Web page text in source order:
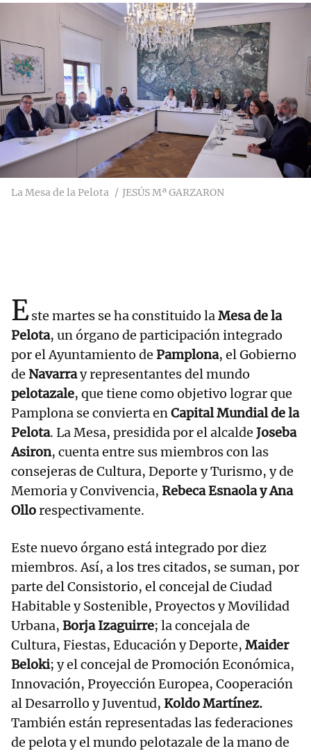
La Mesa de la Pelota JESÚS Mª GARZARON
Este martes se ha constituido laMesa de la
Pelota, un órgano de participación integrado
por el Ayuntamiento de Pamplona, el Gobierno
de Navarray representantes del mundo
pelotazale, que tiene como objetivo lograr que
Pamplona se convierta enCapital Mundial de la
Pelota. La Mesa, presidida por el alcalde Joseba
Asiron, cuenta entre sus miembros con las
consejeras de Cultura, Deporte y Turismo, y de
Memoria y Convivencia, Rebeca Esnaola y Ana
Ollorespectivamente.
Este nuevo órgano está integrado por diez
miembros. Así, a los tres citados, se suman, por
parte del Consistorio, el concejal de Ciudad
Habitable y Sostenible, Proyectos y Movilidad
Urbana, Borja Izaguirre; la concejala de
Cultura, Fiestas, Educación y Deporte, Maider
Beloki; y el concejal de Promoción Económica,
Innovación, Proyección Europea, Cooperación
al Desarrollo y Juventud, Koldo Martínez.
También están representadas las federaciones
de pelota y el mundo pelotazale de la mano de